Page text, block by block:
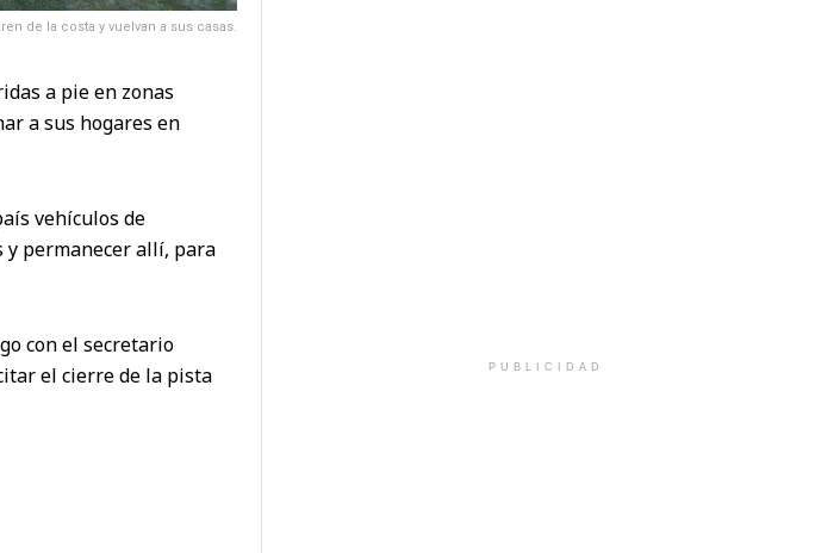
de la costa y vuelvan a sus casas.
a pie en zonas
a sus hogares en
vehículos de
y permanecer allí, para
con el secretario
el cierre de la pista
PUBLICIDAD